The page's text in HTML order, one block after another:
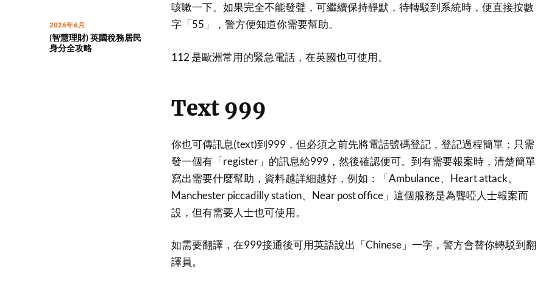
2026年6月
(智慧理財) 英國稅務居民
身分全攻略
咳嗽一下。如果完全不能發聲，可繼續保持靜默，待轉駁到系統時，便直接按數
字「55」，警方便知道你需要幫助。
112 是歐洲常用的緊急電話，在英國也可使用。
Text 999
你也可傳訊息(text)到999，但必須之前先將電話號碼登記，登記過程簡單：只需
發一個有「register」的訊息給999，然後確認便可。到有需要報案時，清楚簡單
寫出需要什麼幫助，資料越詳細越好，例如：「Ambulance、Heart attack、
Manchester piccadilly station、Near post office」這個服務是為聾啞人士報案而
設，但有需要人士也可使用。
如需要翻譯，在999接通後可用英語說出「Chinese」一字，警方會替你轉駁到翻
譯員。